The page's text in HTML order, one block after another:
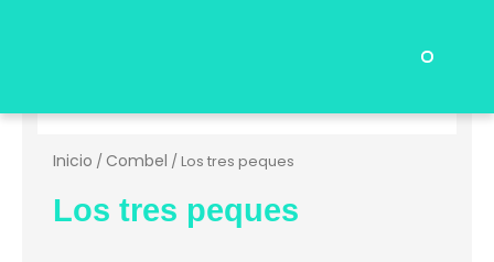
Menu
Inicio / Combel / Los tres peques
Los tres peques